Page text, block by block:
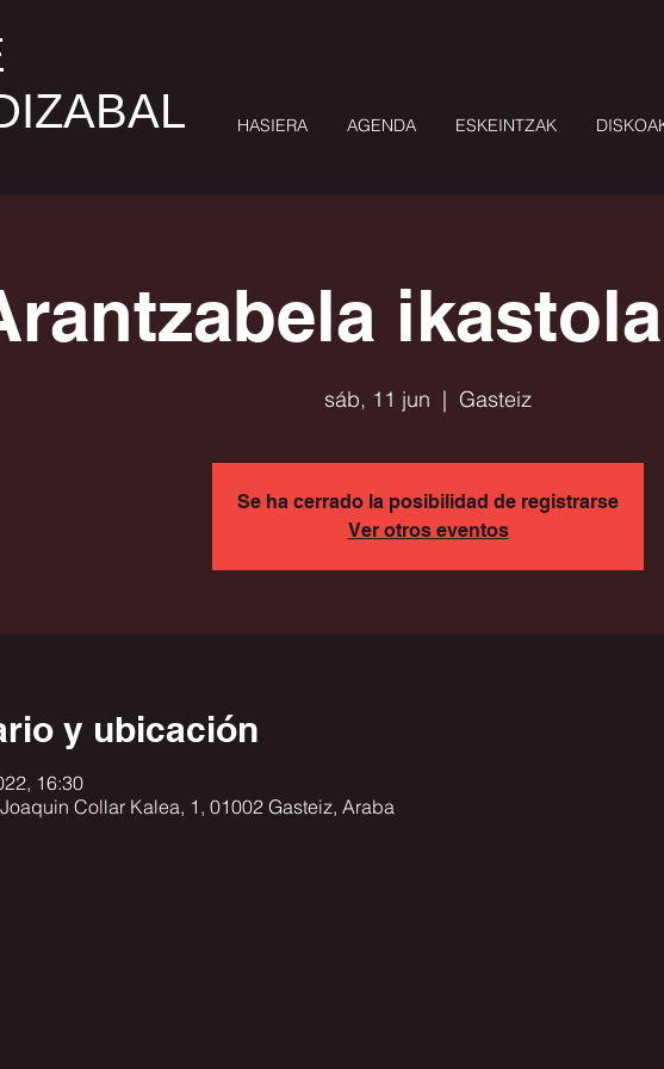
HASIERA AGENDA ESKEINTZAK
sáb, 11 jun
  |
Gasteiz
Se ha cerrado la posibilidad de registrarse
Ver otros eventos
y ubicación
16:30
Collar Kalea, 1, 01002 Gasteiz, Araba